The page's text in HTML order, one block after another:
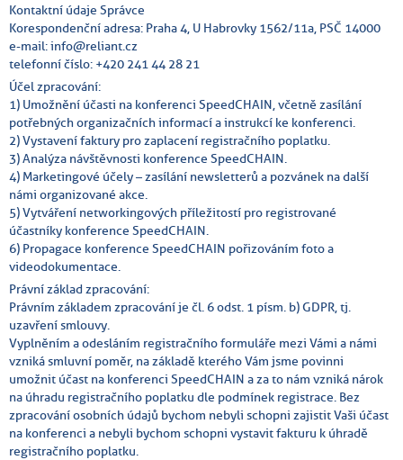
Kontaktní údaje Správce
Korespondenční adresa: Praha 4, U Habrovky 1562/11a, PSČ 14000
e-mail: info@reliant.cz
telefonní číslo: +420 241 44 28 21
Účel zpracování:
1) Umožnění účasti na konferenci SpeedCHAIN, včetně zasílání
potřebných organizačních informací a instrukcí ke konferenci.
2) Vystavení faktury pro zaplacení registračního poplatku.
3) Analýza návštěvnosti konference SpeedCHAIN.
4) Marketingové účely – zasílání newsletterů a pozvánek na další
námi organizované akce.
5) Vytváření networkingových příležitostí pro registrované
účastníky konference SpeedCHAIN.
6) Propagace konference SpeedCHAIN pořizováním foto a
videodokumentace.
Právní základ zpracování:
Právním základem zpracování je čl. 6 odst. 1 písm. b) GDPR, tj.
uzavření smlouvy.
Vyplněním a odesláním registračního formuláře mezi Vámi a námi
vzniká smluvní poměr, na základě kterého Vám jsme povinni
umožnit účast na konferenci SpeedCHAIN a za to nám vzniká nárok
na úhradu registračního poplatku dle podmínek registrace. Bez
zpracování osobních údajů bychom nebyli schopni zajistit Vaši účast
na konferenci a nebyli bychom schopni vystavit fakturu k úhradě
registračního poplatku.